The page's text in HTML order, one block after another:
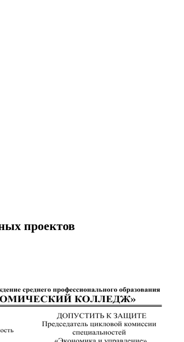
проектов